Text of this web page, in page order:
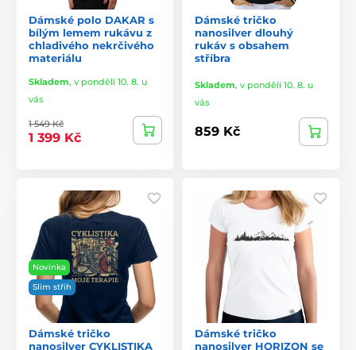
Dámské polo DAKAR s
bílým lemem rukávu z
chladivého nekrčivého
materiálu
Skladem, v pondělí 10. 8. u
vás
1 549 Kč
1 399 Kč
Dámské tričko
nanosilver dlouhý
rukáv s obsahem
stříbra
Skladem, v pondělí 10. 8. u
vás
859 Kč
Novinka
Slim střih
Dámské tričko
nanosilver CYKLISTIKA
Dámské tričko
nanosilver HORIZON se